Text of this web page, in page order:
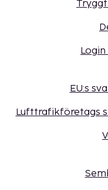
EU:s
Lufttrafikföretags